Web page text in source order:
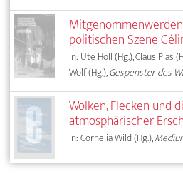
politischen Szene
In: Ute Holl (Hg.), Claus Pias
Wolf (Hg.),Gespenster des
Wolken, Flecken und
atmosphärischer
In: Cornelia Wild (Hg.),